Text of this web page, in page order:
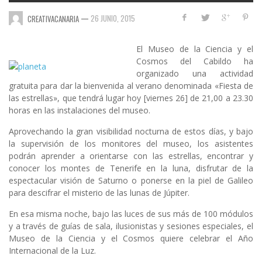
CREATIVACANARIA — 26 JUNIO, 2015
El Museo de la Ciencia y el
Cosmos del Cabildo ha
organizado una actividad
gratuita para dar la bienvenida al verano denominada «Fiesta de
las estrellas», que tendrá lugar hoy [viernes 26] de 21,00 a 23.30
horas en las instalaciones del museo.
Aprovechando la gran visibilidad nocturna de estos días, y bajo
la supervisión de los monitores del museo, los asistentes
podrán aprender a orientarse con las estrellas, encontrar y
conocer los montes de Tenerife en la luna, disfrutar de la
espectacular visión de Saturno o ponerse en la piel de Galileo
para descifrar el misterio de las lunas de Júpiter.
En esa misma noche, bajo las luces de sus más de 100 módulos
y a través de guías de sala, ilusionistas y sesiones especiales, el
Museo de la Ciencia y el Cosmos quiere celebrar el Año
Internacional de la Luz.